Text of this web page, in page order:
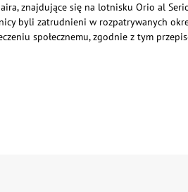
znajdujące się na lotnisku Orio al
byli zatrudnieni w rozpatrywanych
społecznemu, zgodnie z tym